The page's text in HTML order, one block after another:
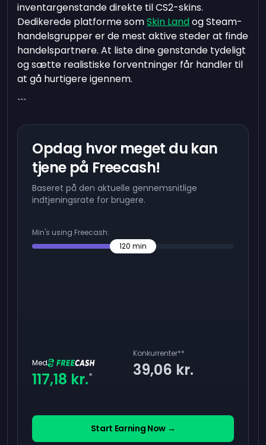
inventargenstande direkte til CS2-skins.
Dedikerede platforme somSkin Landog Steam-
handelsgrupper er de mest aktive steder at finde
handelspartnere. At liste dine genstande tydeligt
og sætte realistiske forventninger får handler til
at gå hurtigere igennem.
```
Opdag hvor meget du kan
tjene på Freecash!
Baseret på den aktuelle gennemsnitlige
indtjeningsrate for brugere.
Min's using Freecash:
120 min
Med
117,18 kr.*
Konkurrenter**
39,06 kr.
Start Earning Now →